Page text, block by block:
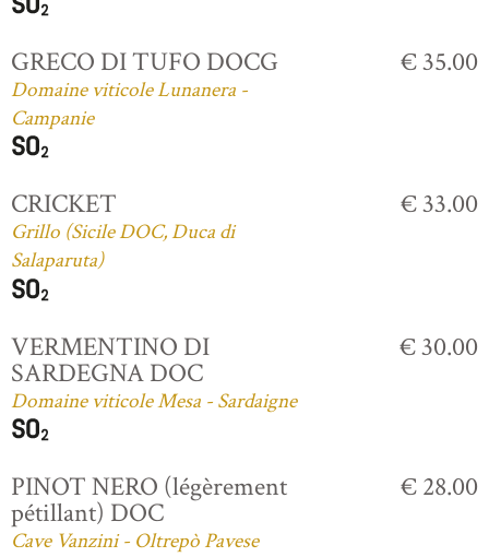
GRECO DI TUFO DOCG
Domaine viticole Lunanera -
Campanie
€ 35.00
CRICKET
Grillo (Sicile DOC, Duca di
Salaparuta)
€ 33.00
VERMENTINO DI
SARDEGNA DOC
Domaine viticole Mesa - Sardaigne
€ 30.00
PINOT NERO (légèrement
pétillant) DOC
Cave Vanzini - Oltrepò Pavese
€ 28.00